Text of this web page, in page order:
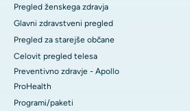
Pregled ženskega zdravja
Glavni zdravstveni pregled
Pregled za starejše občane
Celovit pregled telesa
Preventivno zdravje - Apollo
ProHealth
Programi/paketi